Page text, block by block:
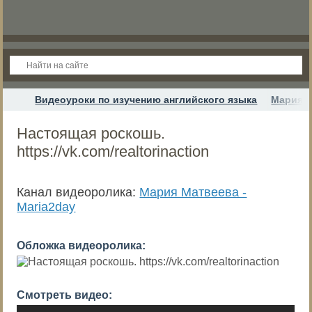
Видеоуроки по изучению английского языка Мария
Настоящая роскошь.
https://vk.com/realtorinaction
Канал видеоролика: Мария Матвеева -
Maria2day
Обложка видеоролика:
Смотреть видео: